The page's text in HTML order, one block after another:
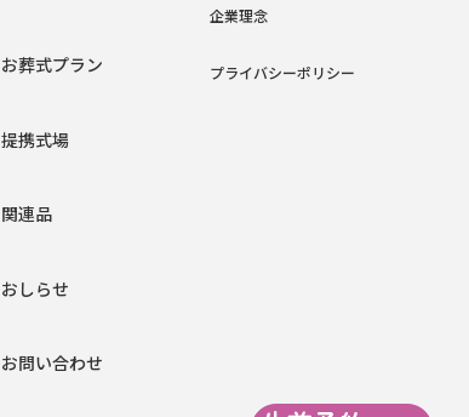
お葬式プラン
提携式場
関連品
おしらせ
お問い合わせ
企業理念
プライバシーポリシー